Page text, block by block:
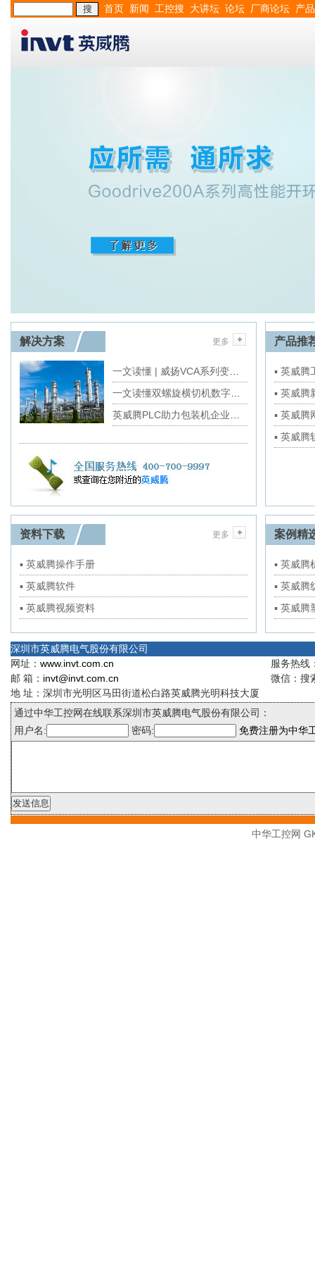
首页 新闻 工控搜 大讲坛 论坛 厂商论坛 产品
解决方案 更多 产品推
▪ 英威腾
▪ 英威腾
▪ 英威腾
▪ 英威腾
资料下载 更多
▪ 英威腾操作手册
▪ 英威腾软件
▪ 英威腾视频资料
案例精
▪ 英威腾
▪ 英威腾
▪ 英威腾
深圳市英威腾电气股份有限公司
网址： www.invt.com.cn
服务热线
邮 箱： invt@invt.com.cn
微信：搜
地 址：深圳市光明区马田街道松白路英威腾光明科技大厦
通过中华工控网在线联系深圳市英威腾电气股份有限公司：
用户名:
密码: 免费注册为中华
中华工控网